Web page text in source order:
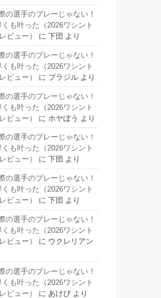
の選手のプレーじゃない！
も叶った（2026ワシント
ビュー）
に 下団 より
の選手のプレーじゃない！
も叶った（2026ワシント
ビュー）
に ブラジル より
の選手のプレーじゃない！
も叶った（2026ワシント
ビュー）
に ホヤぼう より
の選手のプレーじゃない！
も叶った（2026ワシント
ビュー）
に 下団 より
の選手のプレーじゃない！
も叶った（2026ワシント
ビュー）
に 下団 より
の選手のプレーじゃない！
も叶った（2026ワシント
ビュー）
に ウクレリアン
の選手のプレーじゃない！
も叶った（2026ワシント
ビュー）
に あけび より